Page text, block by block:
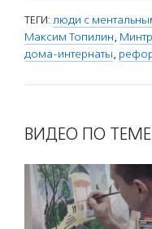
ТЕГИ: люди с
Максим Топилин,
дома-интернаты,
ВИДЕО ПО ТЕМЕ